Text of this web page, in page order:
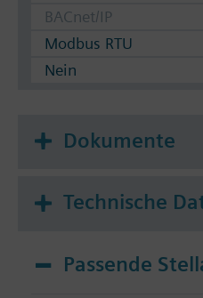
BACnet/IP
Modbus RTU
Nein
Dokumente
Technische
Passende